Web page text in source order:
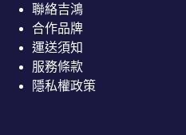
聯絡吉鴻
合作品牌
運送須知
服務條款
隱私權政策